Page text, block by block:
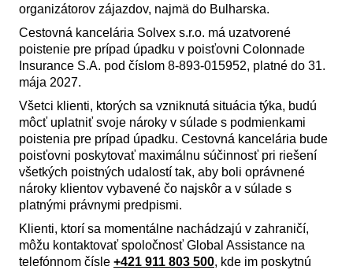
organizátorov zájazdov, najmä do Bulharska.
Cestovná kancelária Solvex s.r.o. má uzatvorené
poistenie pre prípad úpadku v poisťovni Colonnade
Insurance S.A. pod číslom 8-893-015952, platné do 31.
mája 2027.
Všetci klienti, ktorých sa vzniknutá situácia týka, budú
môcť uplatniť svoje nároky v súlade s podmienkami
poistenia pre prípad úpadku. Cestovná kancelária bude
poisťovni poskytovať maximálnu súčinnosť pri riešení
všetkých poistných udalostí tak, aby boli oprávnené
nároky klientov vybavené čo najskôr a v súlade s
platnými právnymi predpismi.
Klienti, ktorí sa momentálne nachádzajú v zahraničí,
môžu kontaktovať spoločnosť Global Assistance na
telefónnom čísle +421 911 803 500, kde im poskytnú